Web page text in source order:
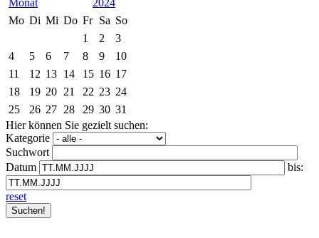
2024
Mo Di Mi Do Fr Sa So
1
2
3
4
5 6 7 8 9
10
11
12 13 14 15 16 17
18
19 20 21 22 23 24
25
26 27 28 29 30 31
Hier können Sie gezielt suchen:
Kategorie
Suchwort
Datum
bis:
reset